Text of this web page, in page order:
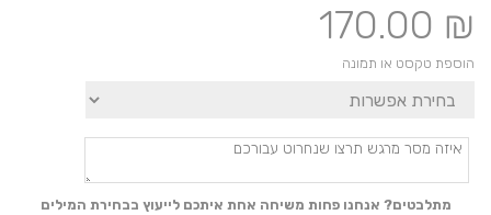
170.00 ₪
הוספת טקסט או תמונה
מתלבטים? אנחנו פחות משיחה אחת איתכם לייעוץ בבחירת המילים